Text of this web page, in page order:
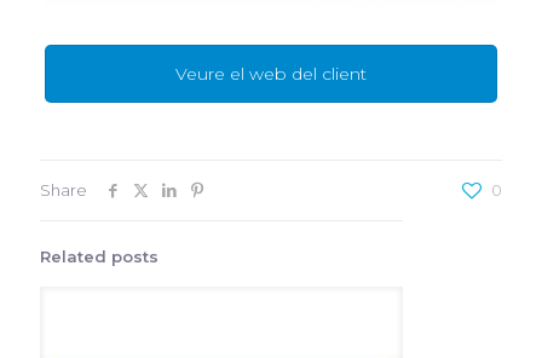
Veure el web del client
Share 0
Related posts